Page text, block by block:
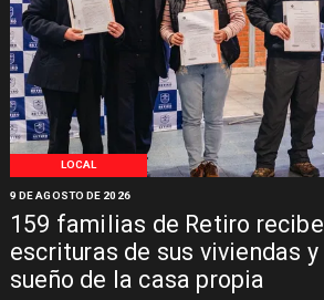
LOCAL
159 familias de Retiro
escrituras de sus viviendas
sueño de la casa propia
9 DE AGOSTO DE 2026